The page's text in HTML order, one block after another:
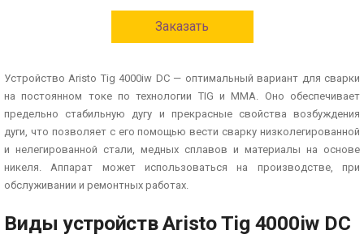
Заказать
Устройство Aristo Tig 4000iw DC — оптимальный вариант для сварки
на постоянном токе по технологии TIG и ММА. Оно обеспечивает
предельно стабильную дугу и прекрасные свойства возбуждения
дуги, что позволяет с его помощью вести сварку низколегированной
и нелегированной стали, медных сплавов и материалы на основе
никеля. Аппарат может использоваться на производстве, при
обслуживании и ремонтных работах.
Виды устройств Aristo Tig 4000iw DC